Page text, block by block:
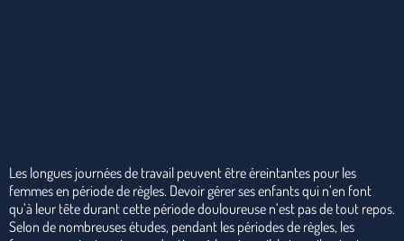
Les longues journées de travail peuvent être éreintantes pour les
femmes en période de règles. Devoir gérer ses enfants qui n’en font
qu’à leur tête durant cette période douloureuse n’est pas de tout repos.
Selon de nombreuses études, pendant les périodes de règles, les